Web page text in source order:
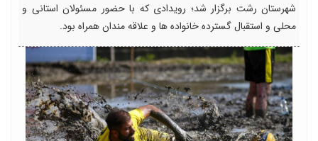
شهرستان رشت برگزار شد؛ رویدادی که با حضور مسئولان استانی و
محلی و استقبال گسترده خانواده ها و علاقه مندان همراه بود.